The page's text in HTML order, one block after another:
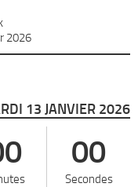
2026
13 JANVIER 2026
00
Secondes